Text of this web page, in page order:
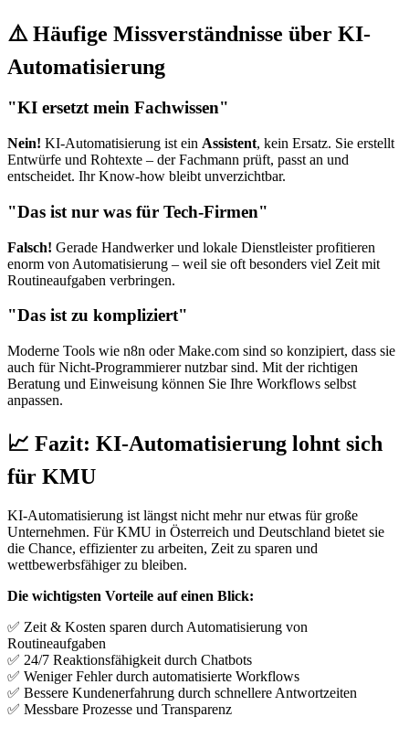
⚠️ Häufige Missverständnisse über KI-
Automatisierung
"KI ersetzt mein Fachwissen"
Nein! KI-Automatisierung ist ein Assistent, kein Ersatz. Sie erstellt
Entwürfe und Rohtexte – der Fachmann prüft, passt an und
entscheidet. Ihr Know-how bleibt unverzichtbar.
"Das ist nur was für Tech-Firmen"
Falsch! Gerade Handwerker und lokale Dienstleister profitieren
enorm von Automatisierung – weil sie oft besonders viel Zeit mit
Routineaufgaben verbringen.
"Das ist zu kompliziert"
Moderne Tools wie n8n oder Make.com sind so konzipiert, dass sie
auch für Nicht-Programmierer nutzbar sind. Mit der richtigen
Beratung und Einweisung können Sie Ihre Workflows selbst
anpassen.
📈 Fazit: KI-Automatisierung lohnt sich
für KMU
KI-Automatisierung ist längst nicht mehr nur etwas für große
Unternehmen. Für KMU in Österreich und Deutschland bietet sie
die Chance, effizienter zu arbeiten, Zeit zu sparen und
wettbewerbsfähiger zu bleiben.
Die wichtigsten Vorteile auf einen Blick:
✅ Zeit & Kosten sparen durch Automatisierung von
Routineaufgaben
✅ 24/7 Reaktionsfähigkeit durch Chatbots
✅ Weniger Fehler durch automatisierte Workflows
✅ Bessere Kundenerfahrung durch schnellere Antwortzeiten
✅ Messbare Prozesse und Transparenz